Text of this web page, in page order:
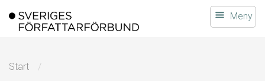
till
Meny
Start